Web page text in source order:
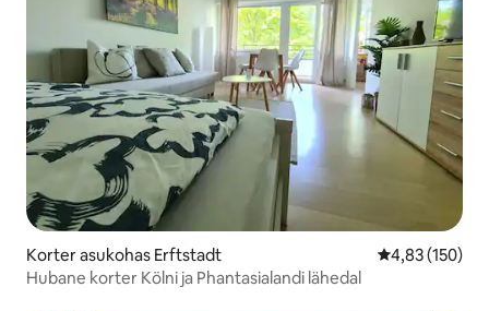
Korter asukohas Erftstadt Keskmine
4,83 (150)
Hubane korter Kölni ja Phantasialandi lähedal